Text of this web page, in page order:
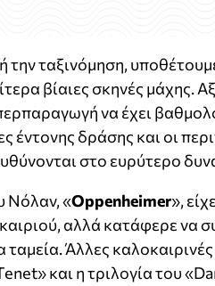
την ταξινόμηση,
βίαιες σκηνές μάχης.
να έχει
έντονης δράσης και οι
στο ευρύτερο
Νόλαν, «Oppenheimer»,
αλλά κατάφερε να
Άλλες
και η τριλογία του